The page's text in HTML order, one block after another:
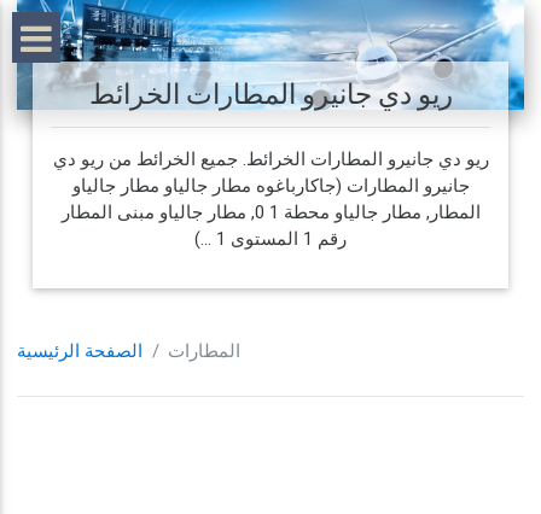
ريو دي جانيرو المطارات الخرائط
ريو دي جانيرو المطارات الخرائط. جميع الخرائط من ريو دي
جانيرو المطارات (جاكارباغوه مطار جالياو مطار جالياو
المطار, مطار جالياو محطة 1 0, مطار جالياو مبنى المطار
رقم 1 المستوى 1 ...)
الصفحة الرئيسية المطارات